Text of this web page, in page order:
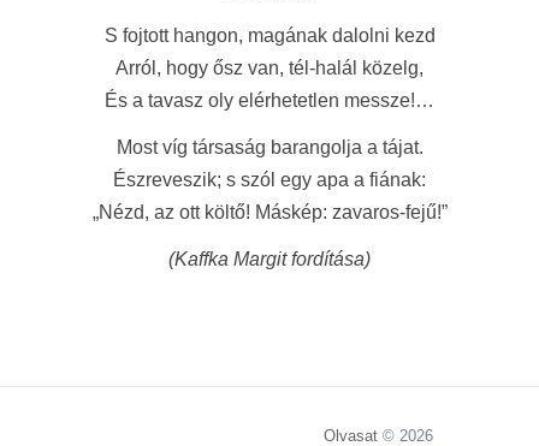
S fojtott hangon, magának dalolni kezd
Arról, hogy ősz van, tél-halál közelg,
És a tavasz oly elérhetetlen messze!…
Most víg társaság barangolja a tájat.
Észreveszik; s szól egy apa a fiának:
„Nézd, az ott költő! Máskép: zavaros-fejű!”
(Kaffka Margit fordítása)
Olvasat © 2026